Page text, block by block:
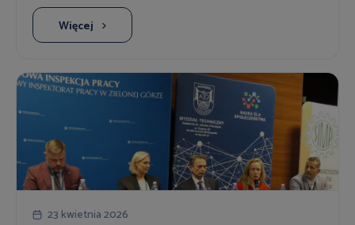
Więcej
23 kwietnia 2026